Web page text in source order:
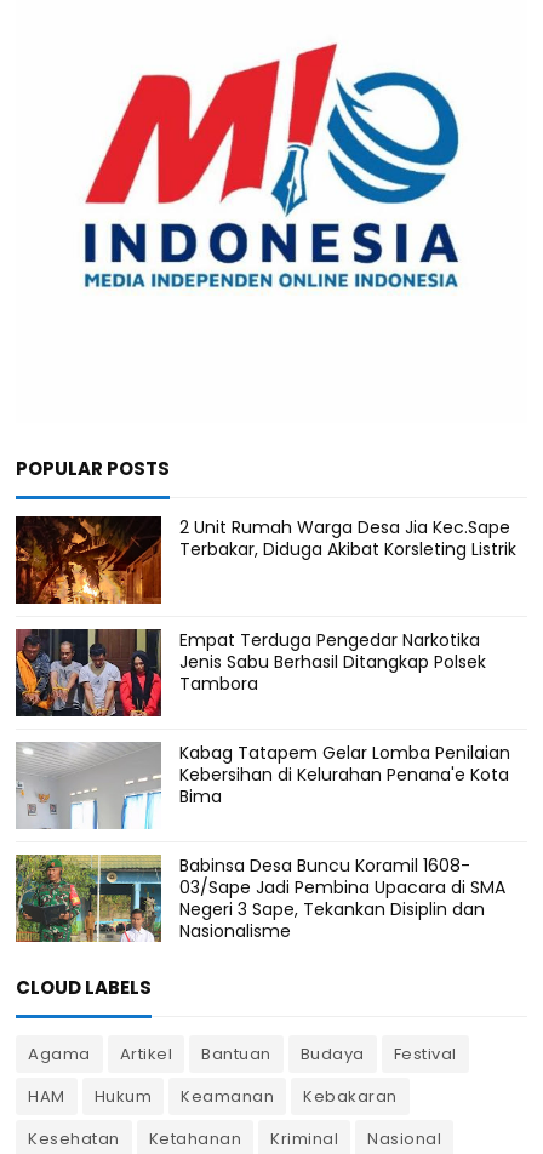
POPULAR POSTS
2 Unit Rumah Warga Desa Jia Kec.Sape
Terbakar, Diduga Akibat Korsleting Listrik
Empat Terduga Pengedar Narkotika
Jenis Sabu Berhasil Ditangkap Polsek
Tambora
Kabag Tatapem Gelar Lomba Penilaian
Kebersihan di Kelurahan Penana'e Kota
Bima
Babinsa Desa Buncu Koramil 1608-
03/Sape Jadi Pembina Upacara di SMA
Negeri 3 Sape, Tekankan Disiplin dan
Nasionalisme
CLOUD LABELS
Agama Artikel Bantuan Budaya
Festival
HAM
Hukum Keamanan
Kebakaran
Kesehatan
Ketahanan Kriminal
Nasional